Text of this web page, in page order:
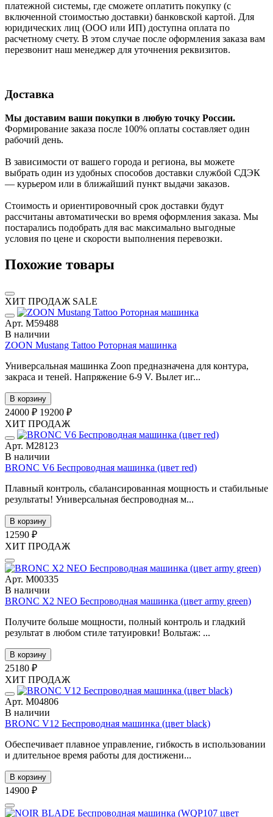
платежной системы, где сможете оплатить покупку (с
включенной стоимостью доставки) банковской картой. Для
юридических лиц (ООО или ИП) доступна оплата по
расчетному счету. В этом случае после оформления заказа вам
перезвонит наш менеджер для уточнения реквизитов.
Доставка
Мы доставим ваши покупки в любую точку России.
Формирование заказа после 100% оплаты составляет один
рабочий день.
В зависимости от вашего города и региона, вы можете
выбрать один из удобных способов доставки службой СДЭК
— курьером или в ближайший пункт выдачи заказов.
Стоимость и ориентировочный срок доставки будут
рассчитаны автоматически во время оформления заказа. Мы
постарались подобрать для вас максимально выгодные
условия по цене и скорости выполнения перевозки.
Похожие товары
ХИТ ПРОДАЖ SALE
Арт. М59488
В наличии
ZOON Mustang Tattoo Роторная машинка
Универсальная машинка Zoon предназначена для контура,
закраса и теней. Напряжение 6-9 V. Вылет иг...
В корзину
24000 ₽ 19200 ₽
ХИТ ПРОДАЖ
Арт. М28123
В наличии
BRONC V6 Беспроводная машинка (цвет red)
Плавный контроль, сбалансированная мощность и стабильные
результаты! Универсальная беспроводная м...
В корзину
12590 ₽
ХИТ ПРОДАЖ
Арт. М00335
В наличии
BRONC X2 NEO Беспроводная машинка (цвет army green)
Получите больше мощности, полный контроль и гладкий
результат в любом стиле татуировки! Вольтаж: ...
В корзину
25180 ₽
ХИТ ПРОДАЖ
Арт. М04806
В наличии
BRONC V12 Беспроводная машинка (цвет black)
Обеспечивает плавное управление, гибкость в использовании
и длительное время работы для достижени...
В корзину
14900 ₽